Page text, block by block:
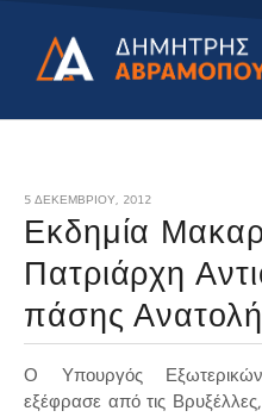
5 ΔΕΚΕΜΒΡΊΟΥ, 2012
Εκδημία
Πατριάρχη
πάσης
Ο Υπουργός
εξέφρασε από τις